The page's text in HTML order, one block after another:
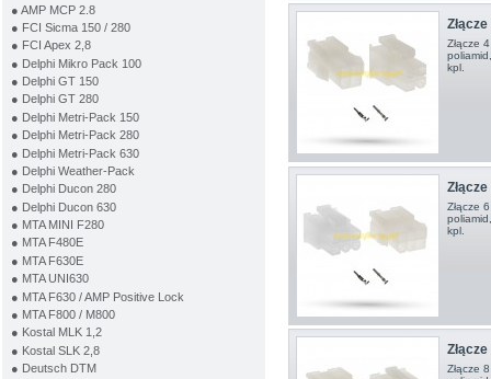
● AMP MCP 2.8
● FCI Sicma 150 / 280
● FCI Apex 2,8
● Delphi Mikro Pack 100
● Delphi GT 150
● Delphi GT 280
● Delphi Metri-Pack 150
● Delphi Metri-Pack 280
● Delphi Metri-Pack 630
● Delphi Weather-Pack
● Delphi Ducon 280
● Delphi Ducon 630
● MTA MINI F280
● MTA F480E
● MTA F630E
● MTA UNI630
● MTA F630 / AMP Positive Lock
● MTA F800 / M800
● Kostal MLK 1,2
● Kostal SLK 2,8
● Deutsch DTM
Złącze
kpl.
Złącze
kpl.
Złącze